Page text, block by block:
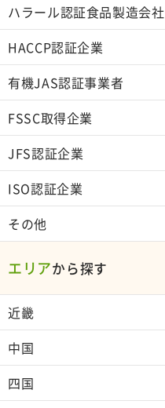
ハラール認証食品製造会社
HACCP認証企業
有機JAS認証事業者
FSSC取得企業
JFS認証企業
ISO認証企業
その他
エリアから探す
近畿
中国
四国